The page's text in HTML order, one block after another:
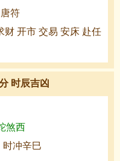
符
财 开市 交易 安床 赴任
时辰吉凶
煞西
时冲辛巳